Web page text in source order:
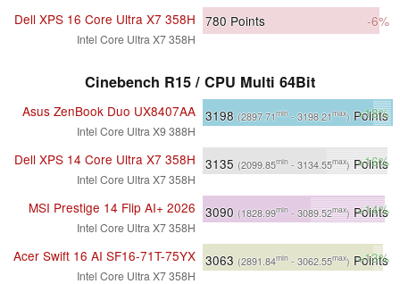
Dell XPS 16 Core Ultra X7 358H
Intel Core Ultra X7 358H
780 Points -6%
Cinebench R15 / CPU Multi 64Bit
Asus ZenBook Duo UX8407AA
Intel Core Ultra X9 388H
3198 (2897.71min- 3198.21max) Points
+18%
Dell XPS 14 Core Ultra X7 358H
Intel Core Ultra X7 358H
3135 (2099.85min - 3134.55max) Points
+16%
MSI Prestige 14 Flip AI+ 2026
Intel Core Ultra X7 358H
3090 (1828.99min - 3089.52max)Points
+14%
Acer Swift 16 AI SF16-71T-75YX
Intel Core Ultra X7 358H
3063 (2891.84min - 3062.55max) Points
+13%